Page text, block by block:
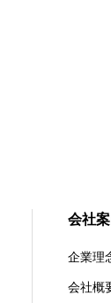
会社
企業理
会社概